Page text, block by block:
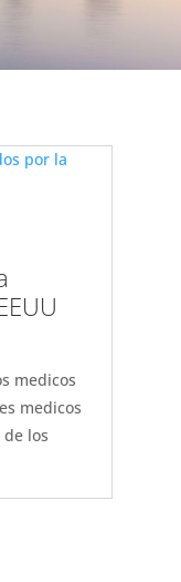
medicos
medicos
los